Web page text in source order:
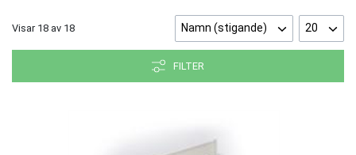
Visar 18 av 18 Namn (stigande) 20
FILTER